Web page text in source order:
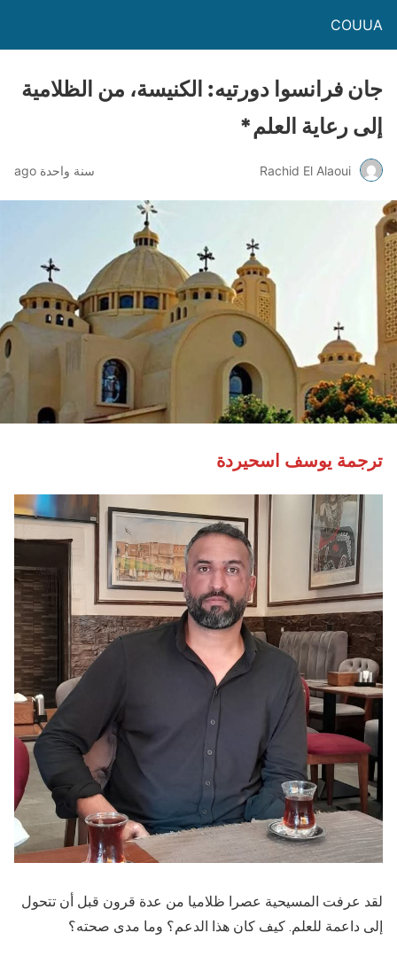
COUUA
جان فرانسوا دورتيه: الكنيسة، من الظلامية
إلى رعاية العلم*
Rachid El Alaoui سنة واحدة ago
ترجمة يوسف اسحيردة
لقد عرفت المسيحية عصرا ظلاميا من عدة قرون قبل أن تتحول
إلى داعمة للعلم. كيف كان هذا الدعم؟ وما مدى صحته؟